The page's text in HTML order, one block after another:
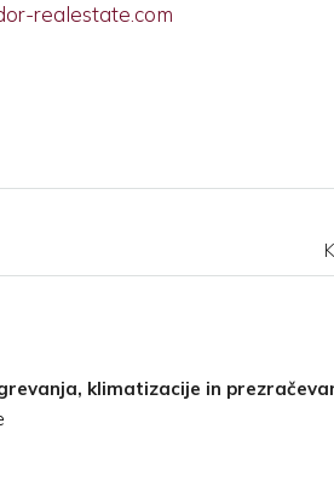
realestate.com
klimatizacije in